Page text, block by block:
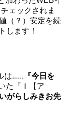
ェックされま
（？）安定を続
します！
は...... 『今日を
た『Ｉ【ア
いがらしみきお先